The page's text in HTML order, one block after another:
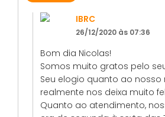
IBRC
26/12/2020 às 07:36
Bom dia Nicolas!
Somos muito gratos pelo
Seu elogio quanto ao nosso
realmente nos deixa muito
Quanto ao atendimento,